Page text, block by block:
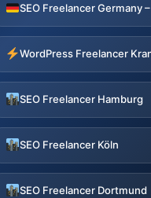
WordPress Freelancer
SEO Freelancer Hamburg
SEO Freelancer Köln
SEO Freelancer Dortmund